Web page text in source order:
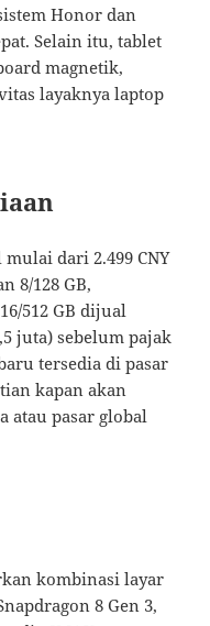
Honor dan
Selain itu, tablet
magnetik,
layaknya laptop
dari 2.499 CNY
8/128 GB,
512 GB dijual
juta) sebelum pajak
tersedia di pasar
kapan akan
atau pasar global
kombinasi layar
8 Gen 3,